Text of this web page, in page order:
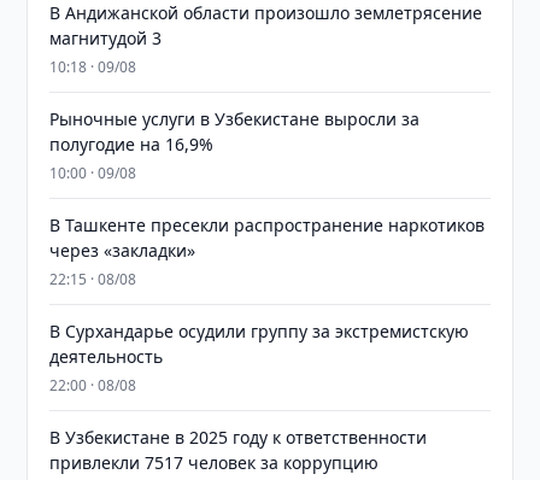
В Андижанской области произошло землетрясение
магнитудой 3
10:18 · 09/08
Рыночные услуги в Узбекистане выросли за
полугодие на 16,9%
10:00 · 09/08
В Ташкенте пресекли распространение наркотиков
через «закладки»
22:15 · 08/08
В Сурхандарье осудили группу за экстремистскую
деятельность
22:00 · 08/08
В Узбекистане в 2025 году к ответственности
привлекли 7517 человек за коррупцию